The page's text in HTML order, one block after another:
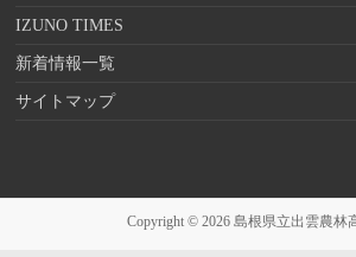
IZUNO TIMES
新着情報一覧
サイトマップ
Copyright © 2026 島根県立出雲農林